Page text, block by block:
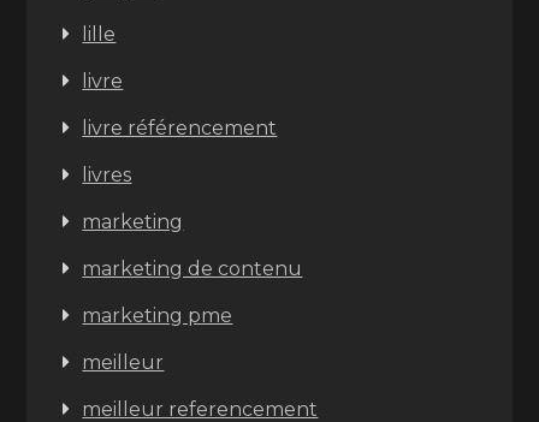
lille
livre
livre référencement
livres
marketing
marketing de contenu
marketing pme
meilleur
meilleur referencement